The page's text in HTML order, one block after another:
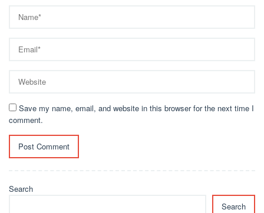
Save my name, email, and website in this browser for the next time I
comment.
Search
Search